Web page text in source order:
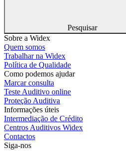
Pesquisar
Sobre a Widex
Quem somos
Trabalhar na Widex
Política de Qualidade
Como podemos ajudar
Marcar consulta
Teste Auditivo online
Proteção Auditiva
Informações úteis
Intermediação de Crédito
Centros Auditivos Widex
Contactos
Siga-nos